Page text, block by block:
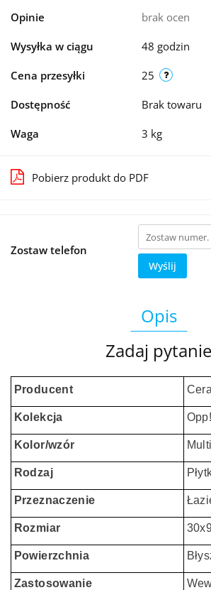
Opinie brak ocen
Wysyłka w ciągu 48 godzin
Cena przesyłki 25
Dostępność Brak towaru
Waga 3 kg
Pobierz produkt do PDF
Zostaw telefon
Wyślij
Opis
Zadaj pytanie
Producent
Kolekcja Opp!
Kolor/wzór
Rodzaj
Przeznaczenie
Rozmiar
Powierzchnia
Zastosowanie